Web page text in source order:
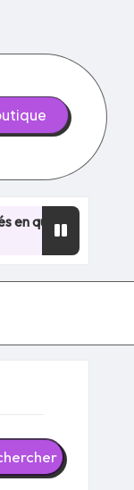
minutes,